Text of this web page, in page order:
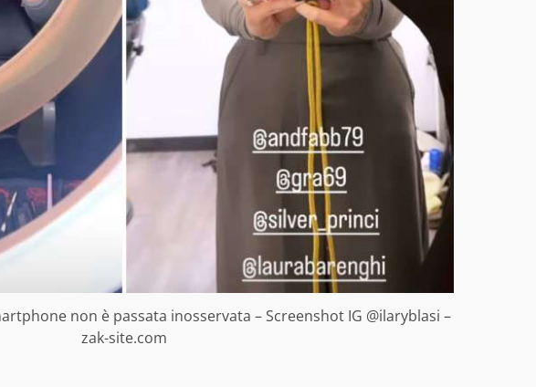
non è passata inosservata – Screenshot IG @ilaryblasi –
zak-site.com